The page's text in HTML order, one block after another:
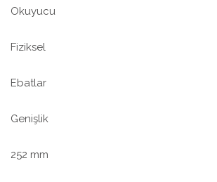
Okuyucu
Fiziksel
Ebatlar
Genişlik
252 mm